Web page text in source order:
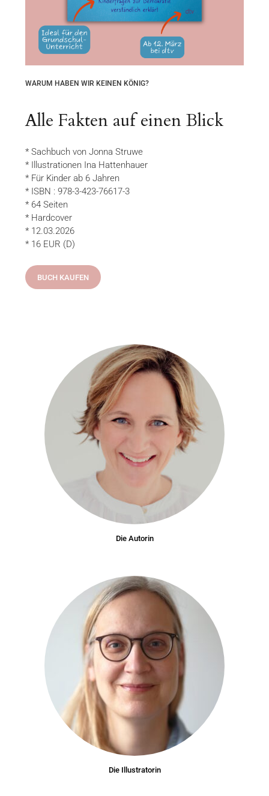
WARUM HABEN WIR KEINEN KÖNIG?
Alle Fakten auf einen Blick
* Sachbuch von Jonna Struwe
* Illustrationen Ina Hattenhauer
* Für Kinder ab 6 Jahren
* ISBN : 978-3-423-76617-3
* 64 Seiten
* Hardcover
* 12.03.2026
* 16 EUR (D)
BUCH KAUFEN
Die Autorin
Die Illustratorin